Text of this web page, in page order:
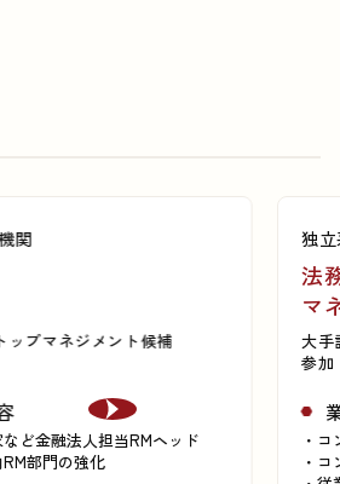
関
ップマネジメント候補
ど金融法人担当RMヘッド
部門の強化
独
法
マ
大手
参加
コ
コ